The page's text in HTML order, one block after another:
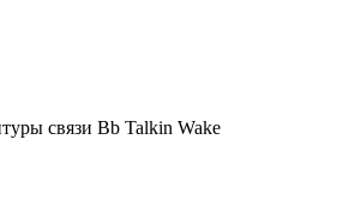
связи Bb Talkin Wake